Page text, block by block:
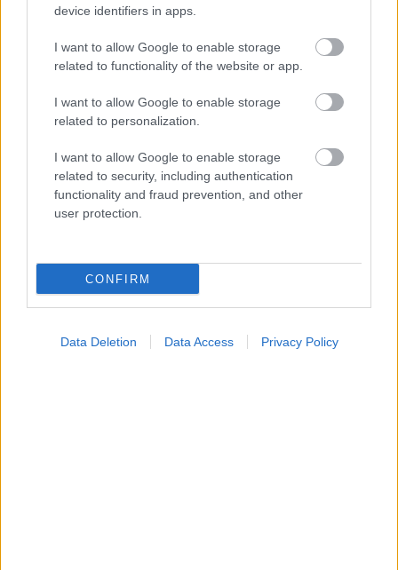
device identifiers in apps.
I want to allow Google to enable storage
related to functionality of the website or app.
I want to allow Google to enable storage
related to personalization.
I want to allow Google to enable storage
related to security, including authentication
functionality and fraud prevention, and other
user protection.
CONFIRM
Data Deletion Data Access Privacy Policy
[μελέτη]
Κήπος στο σπίτι και
πάρκα στη γειτονιά
διαβήτη τύπου 2
[μελέτη]
ΔΕΙΤΕ ΕΠΙΣΗΣ